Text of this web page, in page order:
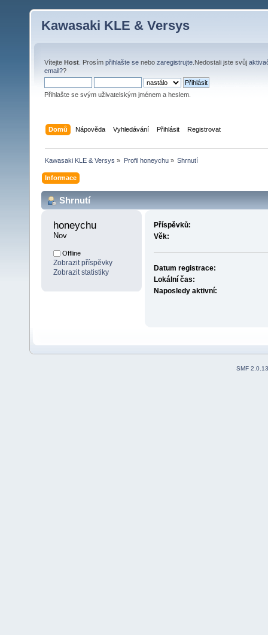
Kawasaki KLE & Versys
Vítejte Host . Prosím přihlašte se nebo zaregistrujte .Nedostali jste svůj
email??
Přihlašte se svým uživatelským jménem a heslem.
Domů Nápověda Vyhledávání Přihlásit Registrovat
Kawasaki KLE & Versys » Profil honeychu» Shrnutí
Informace
Shrnutí
honeychu
Nov
Offline
Zobrazit příspěvky
Zobrazit statistiky
Příspěvků:
Věk:
Datum registrace:
Lokální čas:
Naposledy aktivní:
SMF 2.0.13